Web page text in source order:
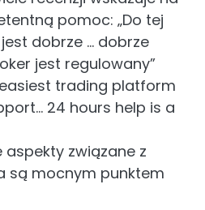
pomoc: „Do tej
dobrze … dobrze
jest regulowany”
trading platform
24 hours help is a
aspekty związane z
są mocnym punktem